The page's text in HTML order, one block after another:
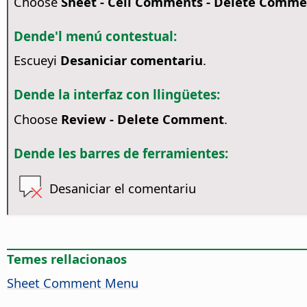
Dende'l menú contestual:
Escueyi Desaniciar comentariu.
Dende la interfaz con llingüetes:
Choose Review - Delete Comment.
Dende les barres de ferramientes:
Desaniciar el comentariu
Temes rellacionaos
Sheet Comment Menu